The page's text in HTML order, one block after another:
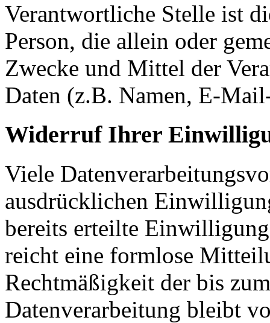
Verantwortliche Stelle ist
Person, die allein oder
Zwecke und Mittel der
Daten (z.B. Namen, E-
Widerruf Ihrer
Viele
ausdrücklichen
bereits erteilte
reicht eine formlose
Rechtmäßigkeit der bis
Datenverarbeitung bleibt